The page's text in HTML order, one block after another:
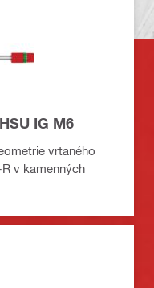
IG M6
vrtaného
v kamenných